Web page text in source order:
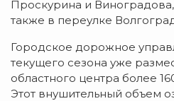
Проскурина и
также в переулке
Городское дорожное
текущего сезона уже
областного центра более
Этот внушительный объем